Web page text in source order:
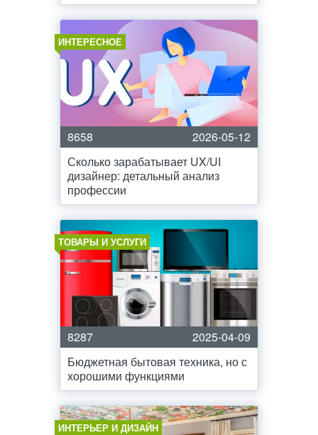
ИНТЕРЕСНОЕ
8658
2026-05-12
Сколько зарабатывает UX/UI
дизайнер: детальный анализ
профессии
ТОВАРЫ И УСЛУГИ
8287
2025-04-09
Бюджетная бытовая техника, но с
хорошими функциями
ИНТЕРЬЕР И ДИЗАЙН